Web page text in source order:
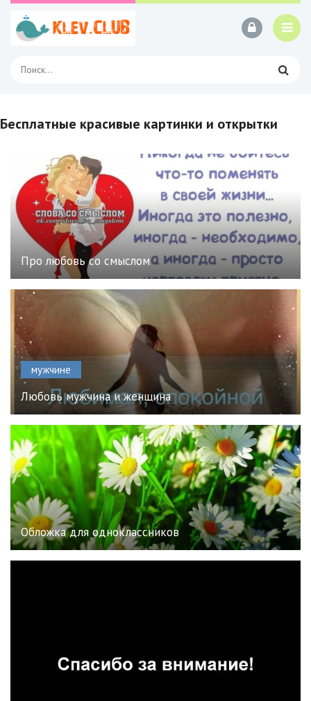
Бесплатные красивые картинки и открытки
Про любовь со смыслом
мужчине
Любовь мужчина и женщина
Обложка для одноклассников